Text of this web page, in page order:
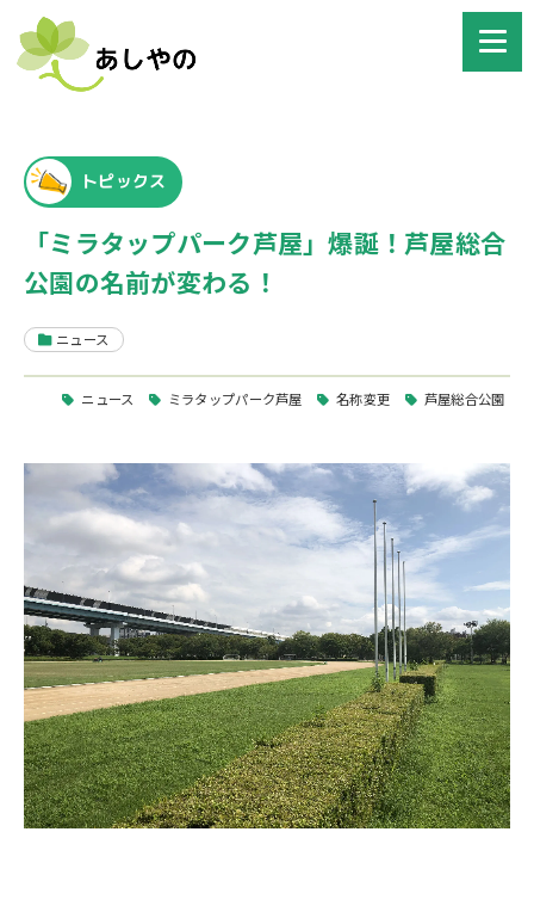
トピックス
「ミラタップパーク芦屋」爆誕！芦屋総合
公園の名前が変わる！
ニュース
ニュース ミラタップパーク芦屋 名称変更 芦屋総合公園